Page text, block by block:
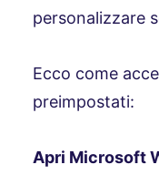
personalizzare
Ecco come
preimpostati:
Apri Microsoft